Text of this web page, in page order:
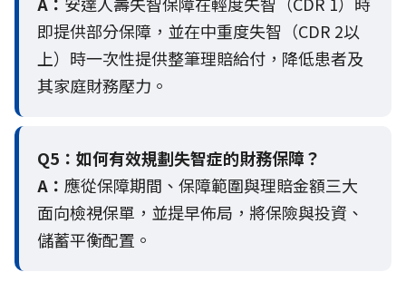
即提供部分保障，並在中重度失智（CDR 2以
上）時一次性提供整筆理賠給付，降低患者及
其家庭財務壓力。
Q5： 如何有效規劃失智症的財務保障？
A： 應從保障期間、保障範圍與理賠金額三大
面向檢視保單，並提早佈局，將保險與投資、
儲蓄平衡配置。